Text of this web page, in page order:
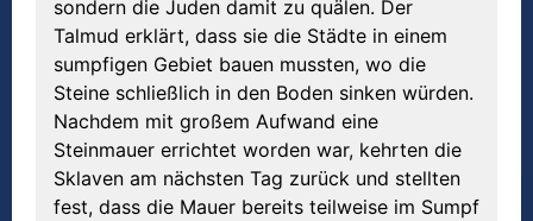
sondern die Juden damit zu quälen. Der
Talmud erklärt, dass sie die Städte in einem
sumpfigen Gebiet bauen mussten, wo die
Steine schließlich in den Boden sinken würden.
Nachdem mit großem Aufwand eine
Steinmauer errichtet worden war, kehrten die
Sklaven am nächsten Tag zurück und stellten
fest, dass die Mauer bereits teilweise im Sumpf